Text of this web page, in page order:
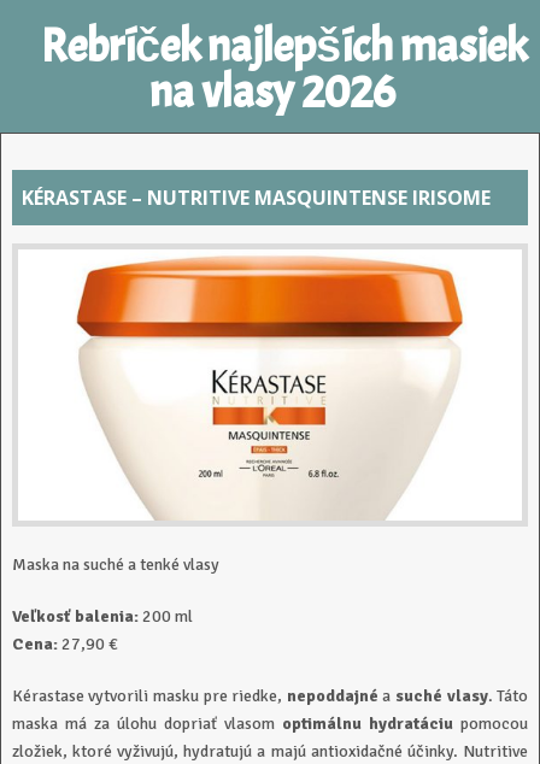
Rebríček najlepších masiek
na vlasy 2026
KÉRASTASE – NUTRITIVE MASQUINTENSE IRISOME
Maska na suché a tenké vlasy
Veľkosť balenia:200 ml
Cena:27,90 €
Kérastase vytvorili masku pre riedke, nepoddajné a suché vlasy. Táto
maska má za úlohu dopriať vlasom optimálnu hydratáciu pomocou
zložiek, ktoré vyživujú, hydratujú a majú antioxidačné účinky. Nutritive